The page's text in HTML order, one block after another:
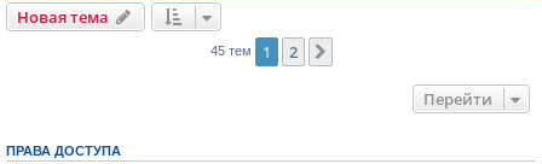
Новая тема
Новаятема
45 тем 1 2
Перейти
ПРАВА ДОСТУПА